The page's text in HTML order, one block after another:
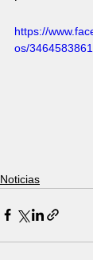
https://
os/
Noticias